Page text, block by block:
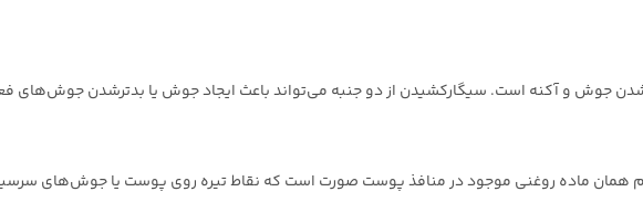
جوش و آکنه است. سیگارکشیدن از دو جنبه می‌تواند باعث ایجاد جوش یا بدترشدن جوش‌های
همان ماده روغنی موجود در منافذ پوست صورت است که نقاط تیره روی پوست یا جوش‌های